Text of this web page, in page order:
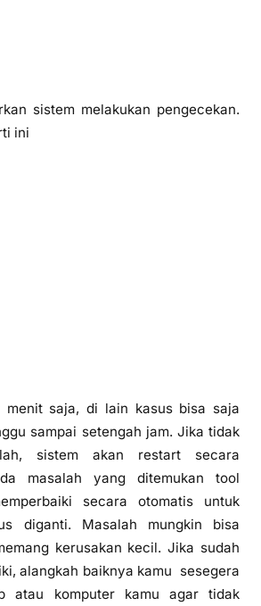
sistem melakukan pengecekan.
ini
menit saja, di lain kasus bisa saja
sampai setengah jam. Jika tidak
sistem akan restart secara
masalah yang ditemukan tool
secara otomatis untuk
diganti. Masalah mungkin bisa
kerusakan kecil. Jika sudah
alangkah baiknya kamu sesegera
atau komputer kamu agar tidak